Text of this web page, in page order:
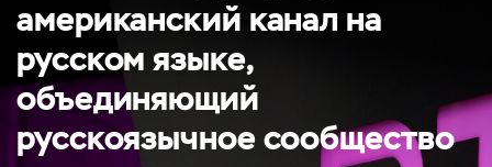
американский канал на
русском языке,
объединяющий
русскоязычное сообщество